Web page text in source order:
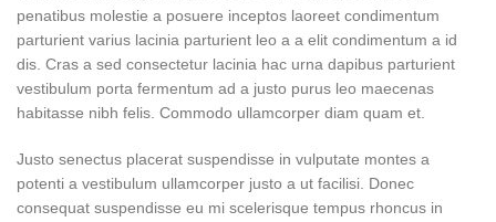
penatibus molestie a posuere inceptos laoreet condimentum
parturient varius lacinia parturient leo a a elit condimentum a id
dis. Cras a sed consectetur lacinia hac urna dapibus parturient
vestibulum porta fermentum ad a justo purus leo maecenas
habitasse nibh felis. Commodo ullamcorper diam quam et.
Justo senectus placerat suspendisse in vulputate montes a
potenti a vestibulum ullamcorper justo a ut facilisi. Donec
consequat suspendisse eu mi scelerisque tempus rhoncus in